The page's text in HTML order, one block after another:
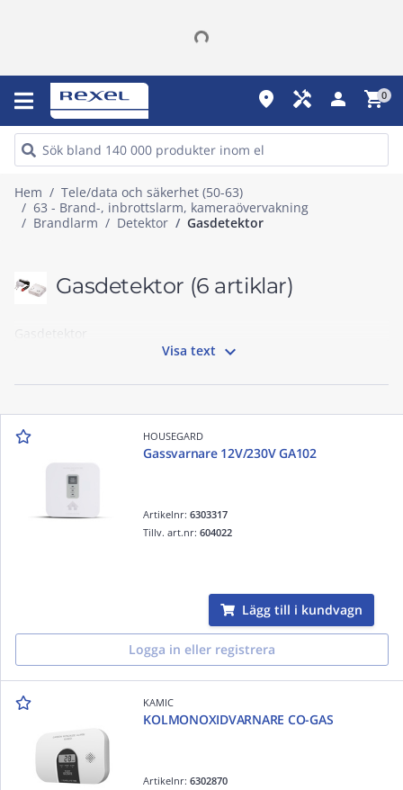
place handyman person shopping_cart0
Hem
Tele/data och säkerhet (50-63)
63 - Brand-, inbrottslarm, kameraövervakning
Brandlarm
Detektor Gasdetektor
Gasdetektor (6 artiklar)
Gasdetektor
Visa text 
HOUSEGARD
Gassvarnare 12V/230V GA102
Artikelnr:6303317
Tillv. art.nr:604022
Lägg till i kundvagn
Logga in eller registrera
KAMIC
KOLMONOXIDVARNARE CO-GAS
Artikelnr:6302870